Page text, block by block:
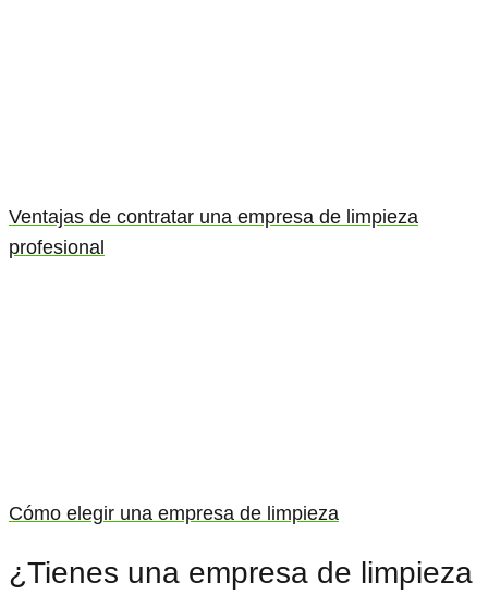
Ventajas de contratar una empresa de limpieza
profesional
Cómo elegir una empresa de limpieza
¿Tienes una empresa de limpieza